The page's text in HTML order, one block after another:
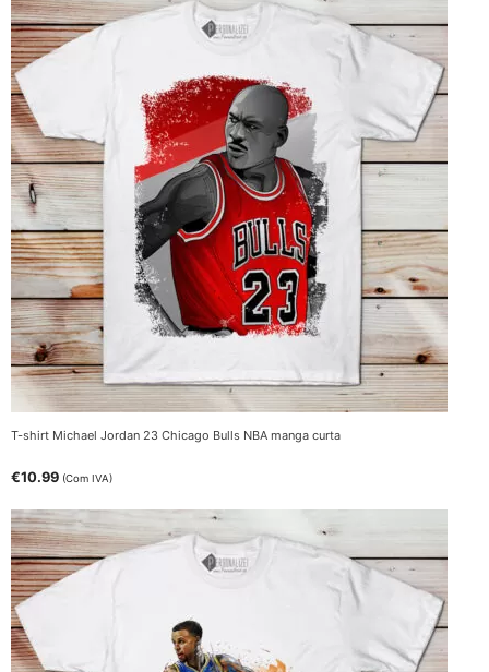
T-shirt Michael Jordan 23 Chicago Bulls NBA manga curta
€10.99 (Com IVA)